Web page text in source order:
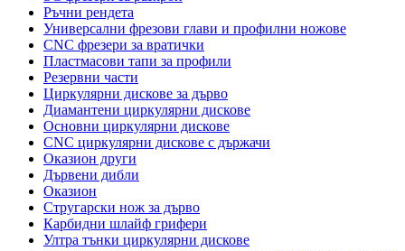
Ръчни рендета
Универсални фрезови глави и профилни ножове
CNC фрезери за вратички
Пластмасови тапи за профили
Резервни части
Циркулярни дискове за дърво
Диамантени циркулярни дискове
Основни циркулярни дискове
CNC циркулярни дискове с държачи
Оказион други
Дървени дибли
Оказион
Стругарски нож за дърво
Карбидни шлайф грифери
Ултра тънки циркулярни дискове